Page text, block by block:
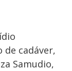
cadáver,
Samudio,